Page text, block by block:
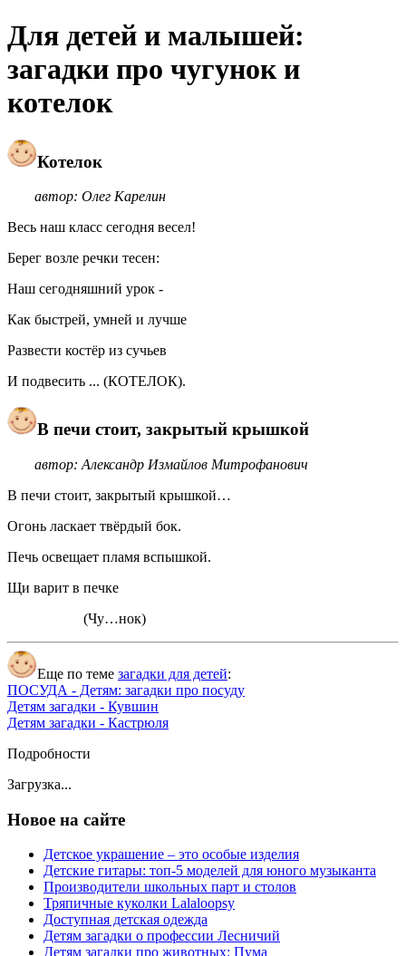
Для детей и малышей:
загадки про чугунок и
котелок
Котелок
автор: Олег Карелин
Весь наш класс сегодня весел!
Берег возле речки тесен:
Наш сегодняшний урок -
Как быстрей, умней и лучше
Развести костёр из сучьев
И подвесить ... (КОТЕЛОК).
В печи стоит, закрытый крышкой
автор: Александр Измайлов Митрофанович
В печи стоит, закрытый крышкой…
Огонь ласкает твёрдый бок.
Печь освещает пламя вспышкой.
Щи варит в печке
(Чу…нок)
Еще по теме загадки для детей:
ПОСУДА - Детям: загадки про посуду
Детям загадки - Кувшин
Детям загадки - Кастрюля
Подробности
Загрузка...
Новое на сайте
Детское украшение – это особые изделия
Детские гитары: топ-5 моделей для юного музыканта
Производители школьных парт и столов
Тряпичные куколки Lalaloopsy
Доступная детская одежда
Детям загадки о профессии Лесничий
Детям загадки про животных: Пума